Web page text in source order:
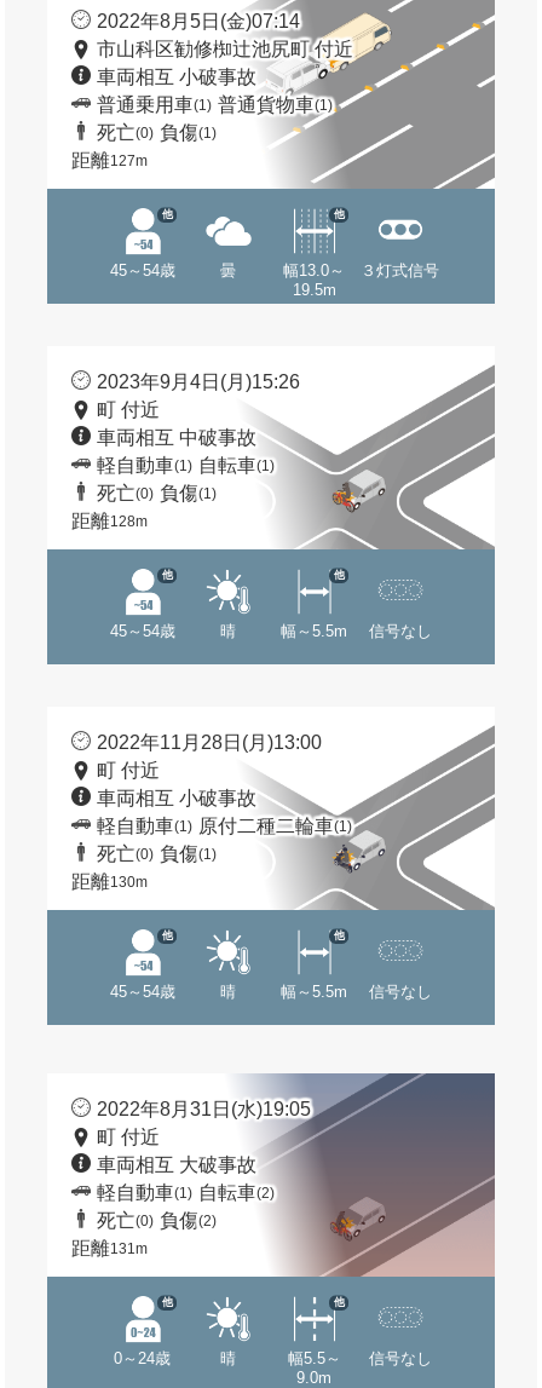
2022年8月5日(金)07:14
市山科区勧修椥辻池尻町 付近
車両相互 小破事故
普通乗用車(1) 普通貨物車(1)
死亡(0) 負傷(1)
距離127m
45～54歳
他
曇
幅13.0～
19.5m
他
３灯式信号
2023年9月4日(月)15:26
町 付近
車両相互 中破事故
軽自動車(1) 自転車(1)
死亡(0) 負傷(1)
距離128m
45～54歳
他
晴 幅～5.5m
他
信号なし
2022年11月28日(月)13:00
町 付近
車両相互 小破事故
軽自動車(1) 原付二種二輪車(1)
死亡(0) 負傷(1)
距離130m
45～54歳
他
晴 幅～5.5m
他
信号なし
2022年8月31日(水)19:05
町 付近
車両相互 大破事故
軽自動車(1) 自転車(2)
死亡(0) 負傷(2)
距離131m
0～24歳
他
晴
幅5.5～
9.0m
他
信号なし